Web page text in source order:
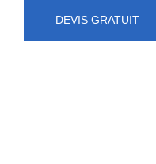
DEVIS GRATUIT